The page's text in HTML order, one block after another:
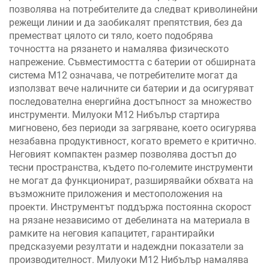
позволява на потребителите да следват криволинейни
режещи линии и да заобикалят препятствия, без да
преместват цялото си тяло, което подобрява
точността на рязането и намалява физическото
напрежение. Съвместимостта с батерии от обширната
система M12 означава, че потребителите могат да
използват вече наличните си батерии и да осигуряват
последователна енергийна достъпност за множество
инструменти. Милуоки M12 Нибълър стартира
мигновено, без периоди за загряване, което осигурява
незабавна продуктивност, когато времето е критично.
Неговият компактен размер позволява достъп до
тесни пространства, където по-големите инструменти
не могат да функционират, разширявайки обхвата на
възможните приложения и местоположения на
проекти. Инструментът поддържа постоянна скорост
на рязане независимо от дебелината на материала в
рамките на неговия капацитет, гарантирайки
предсказуеми резултати и надеждни показатели за
производителност. Милуоки M12 Нибълър намалява